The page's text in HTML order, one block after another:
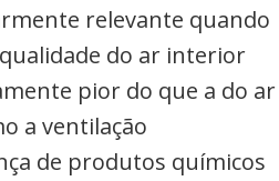
relevante quando
do ar interior
pior do que a do ar
a ventilação
de produtos químicos